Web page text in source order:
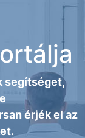
segítséget,
érjék el az